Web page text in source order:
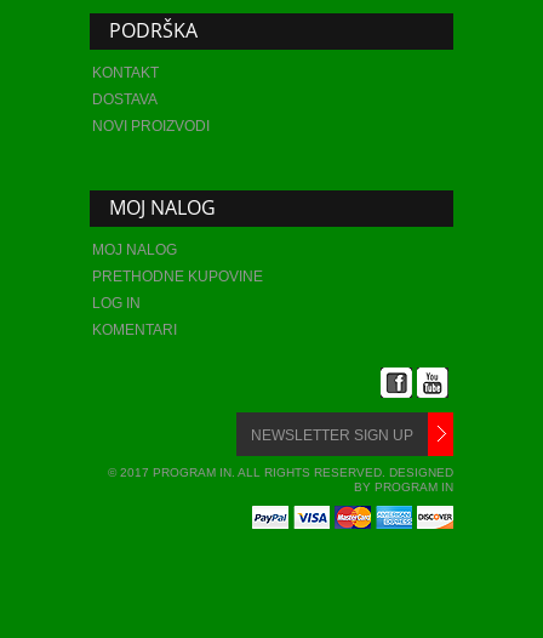
PODRŠKA
KONTAKT
DOSTAVA
NOVI PROIZVODI
MOJ NALOG
MOJ NALOG
PRETHODNE KUPOVINE
LOG IN
KOMENTARI
© 2017 PROGRAM IN. ALL RIGHTS RESERVED. DESIGNED
BY PROGRAM IN